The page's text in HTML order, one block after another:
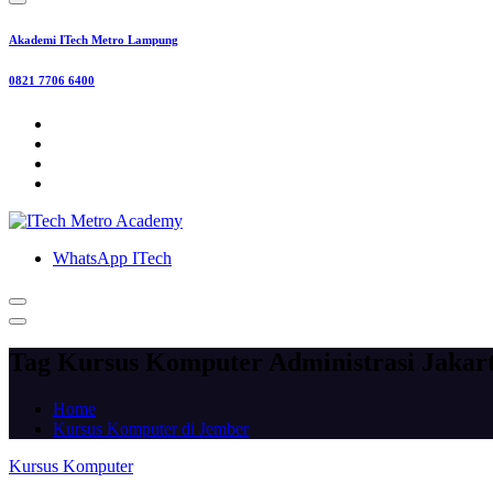
Akademi ITech Metro Lampung
0821 7706 6400
WhatsApp ITech
Tag Kursus Komputer Administrasi
Home
Kursus Komputer di Jember
Kursus Komputer